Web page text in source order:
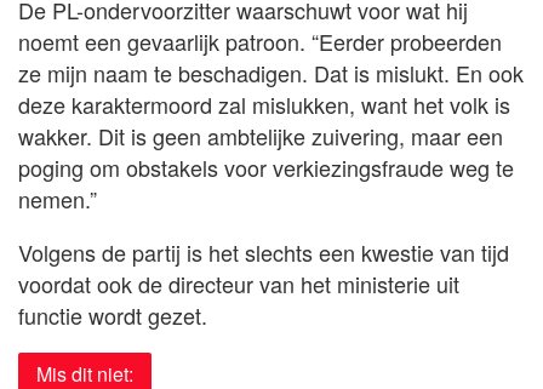
De PL-ondervoorzitter waarschuwt voor wat hij
noemt een gevaarlijk patroon. “Eerder probeerden
ze mijn naam te beschadigen. Dat is mislukt. En ook
deze karaktermoord zal mislukken, want het volk is
wakker. Dit is geen ambtelijke zuivering, maar een
poging om obstakels voor verkiezingsfraude weg te
nemen.”
Volgens de partij is het slechts een kwestie van tijd
voordat ook de directeur van het ministerie uit
functie wordt gezet.
Mis dit niet: